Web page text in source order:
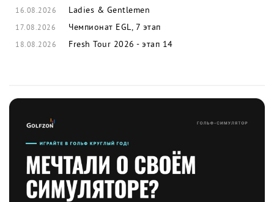
16.08.2026 Ladies & Gentlemen
17.08.2026 Чемпионат EGL, 7 этап
18.08.2026 Fresh Tour 2026 - этап 14